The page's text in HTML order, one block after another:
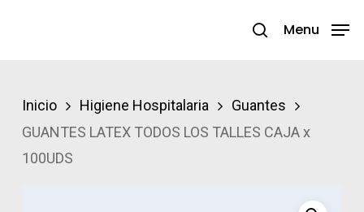
search
Menu
Inicio Higiene Hospitalaria
Guantes
GUANTES LATEX TODOS LOS TALLES CAJA x
100UDS